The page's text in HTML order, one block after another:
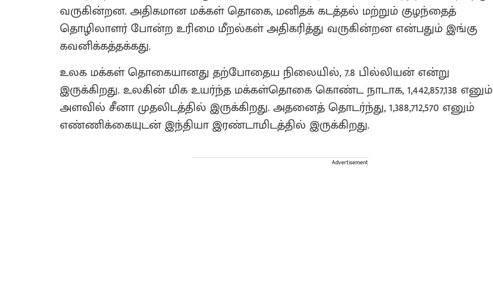
வருகின்றன. அதிகமான மக்கள் தொகை, மனிதக் கடத்தல் மற்றும் குழந்தைத்
தொழிலாளர் போன்ற உரிமை மீறல்கள் அதிகரித்து வருகின்றன என்பதும் இங்கு
கவனிக்கத்தக்கது.
உலக மக்கள் தொகையானது தற்போதைய நிலையில், 7.8 பில்லியன் என்று
இருக்கிறது. உலகின் மிக உயர்ந்த மக்கள்தொகை கொண்ட நாடாக, 1,442,857,138 எனும்
அளவில் சீனா முதலிடத்தில் இருக்கிறது. அதனைத் தொடர்ந்து, 1,388,712,570 எனும்
எண்ணிக்கையுடன் இந்தியா இரண்டாமிடத்தில் இருக்கிறது.
Advertisement